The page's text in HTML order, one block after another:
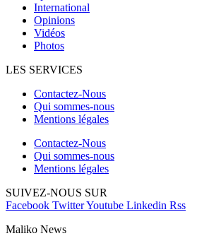
International
Opinions
Vidéos
Photos
LES SERVICES
Contactez-Nous
Qui sommes-nous
Mentions légales
Contactez-Nous
Qui sommes-nous
Mentions légales
SUIVEZ-NOUS SUR
Facebook TwitterYoutube Linkedin Rss
Maliko News